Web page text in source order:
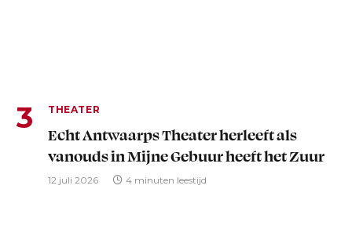
THEATER
Echt Antwaarps Theater herleeft als
vanouds in Mijne Gebuur heeft het Zuur
12 juli 2026 4 minuten leestijd